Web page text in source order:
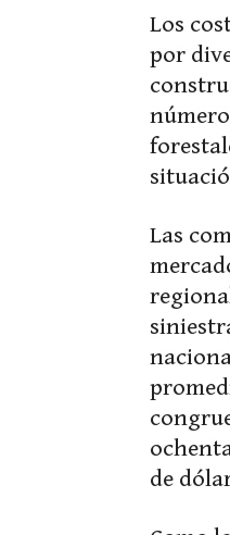
Los
por
Las
de